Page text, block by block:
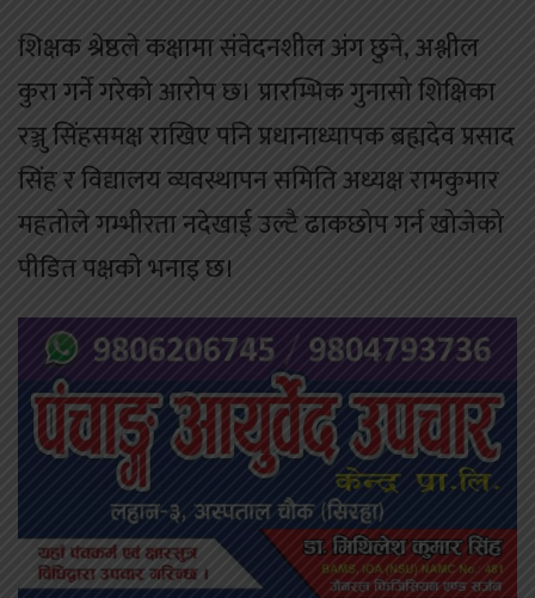
शिक्षक श्रेष्ठले कक्षामा संवेदनशील अंग छुने, अश्लील
कुरा गर्ने गरेको आरोप छ। प्रारम्भिक गुनासो शिक्षिका
रञ्जु सिंहसमक्ष राखिए पनि प्रधानाध्यापक ब्रह्मदेव प्रसाद
सिंह र विद्यालय व्यवस्थापन समिति अध्यक्ष रामकुमार
महतोले गम्भीरता नदेखाई उल्टै ढाकछोप गर्न खोजेको
पीडित पक्षको भनाइ छ।